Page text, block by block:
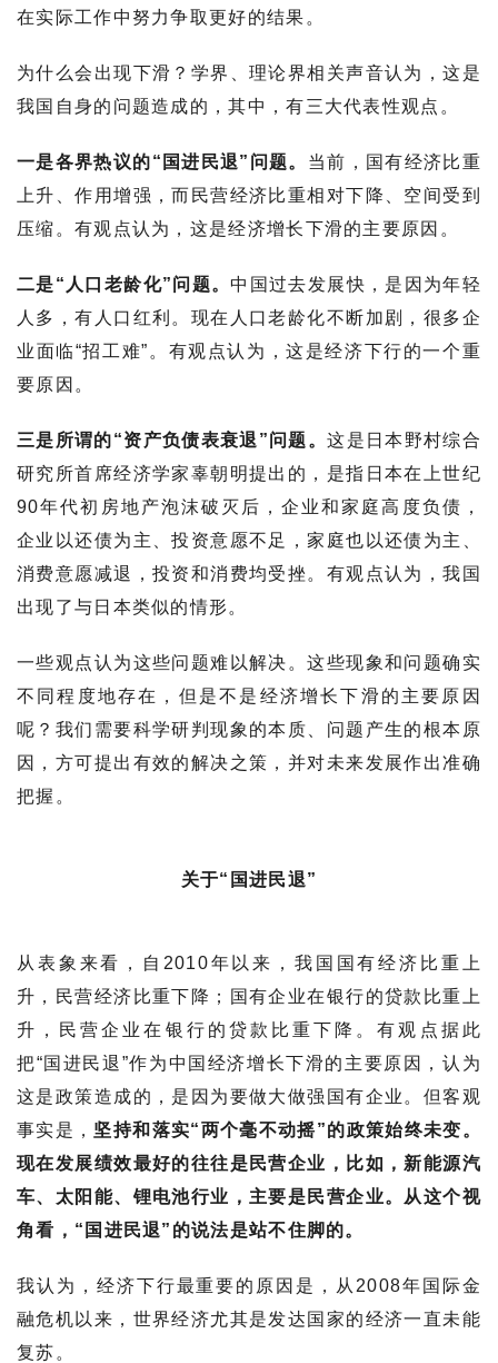
在实际工作中努力争取更好的结果。
为什么会出现下滑？学界、理论界相关声音认为，这是
我国自身的问题造成的，其中，有三大代表性观点。
一是各界热议的“国进民退”问题。 当前，国有经济比重
上升、作用增强，而民营经济比重相对下降、空间受到
压缩。有观点认为，这是经济增长下滑的主要原因。
二是“人口老龄化”问题。中国过去发展快，是因为年轻
人多，有人口红利。现在人口老龄化不断加剧，很多企
业面临“招工难”。有观点认为，这是经济下行的一个重
要原因。
三是所谓的“资产负债表衰退”问题。这是日本野村综合
研究所首席经济学家辜朝明提出的，是指日本在上世纪
90年代初房地产泡沫破灭后，企业和家庭高度负债，
企业以还债为主、投资意愿不足，家庭也以还债为主、
消费意愿减退，投资和消费均受挫。有观点认为，我国
出现了与日本类似的情形。
一些观点认为这些问题难以解决。这些现象和问题确实
不同程度地存在，但是不是经济增长下滑的主要原因
呢？我们需要科学研判现象的本质、问题产生的根本原
因，方可提出有效的解决之策，并对未来发展作出准确
把握。
关于“国进民退”
从表象来看，自2010年以来，我国国有经济比重上
升，民营经济比重下降；国有企业在银行的贷款比重上
升，民营企业在银行的贷款比重下降。有观点据此
把“国进民退”作为中国经济增长下滑的主要原因，认为
这是政策造成的，是因为要做大做强国有企业。但客观
事实是， 坚持和落实“两个毫不动摇”的政策始终未变。
现在发展绩效最好的往往是民营企业，比如，新能源汽
车、太阳能、锂电池行业，主要是民营企业。从这个视
角看，“国进民退”的说法是站不住脚的。
我认为，经济下行最重要的原因是，从2008年国际金
融危机以来，世界经济尤其是发达国家的经济一直未能
复苏。